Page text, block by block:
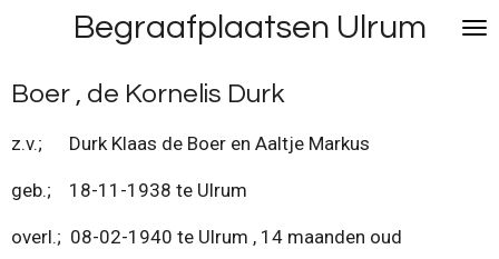
naar
de
hoofdinhoud
Begraafplaatsen Ulrum
Boer , de Kornelis Durk
z.v.; Durk Klaas de Boer en Aaltje Markus
geb.; 18-11-1938 te Ulrum
overl.; 08-02-1940 te Ulrum , 14 maanden oud